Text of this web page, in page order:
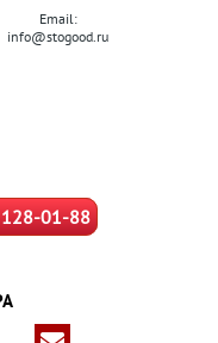
Email:
info@stogood.ru
01-88